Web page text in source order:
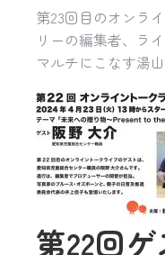
第23回目のオンラ
リーの編集者、ラ
マルチにこなす湯
第22回